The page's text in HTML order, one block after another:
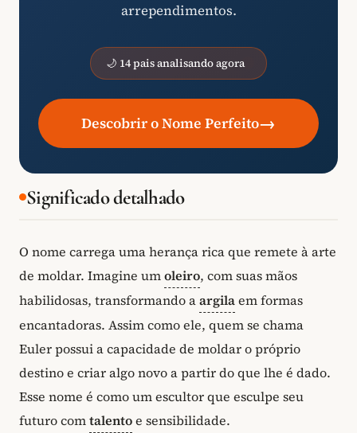
arrependimentos.
🌙 14 pais analisando agora
Descobrir o Nome Perfeito→
Significado detalhado
O nome carrega uma herança rica que remete à arte
de moldar. Imagine umoleiro, com suas mãos
habilidosas, transformando aargilaem formas
encantadoras. Assim como ele, quem se chama
Euler possui a capacidade de moldar o próprio
destino e criar algo novo a partir do que lhe é dado.
Esse nome é como um escultor que esculpe seu
futuro comtalentoe sensibilidade.